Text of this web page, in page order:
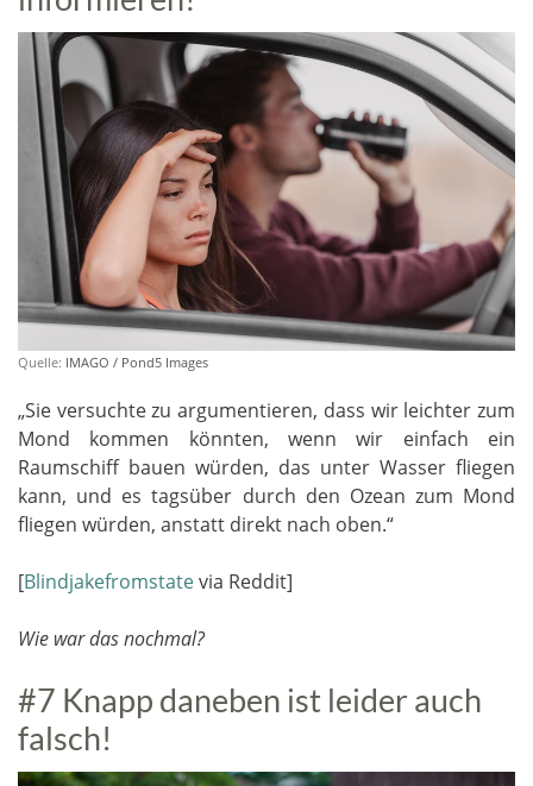
Quelle: IMAGO / Pond5 Images
„Sie versuchte zu argumentieren, dass wir leichter zum
Mond kommen könnten, wenn wir einfach ein
Raumschiff bauen würden, das unter Wasser fliegen
kann, und es tagsüber durch den Ozean zum Mond
fliegen würden, anstatt direkt nach oben.“
[Blindjakefromstatevia Reddit]
Wie war das nochmal?
#7 Knapp daneben ist leider auch
falsch!